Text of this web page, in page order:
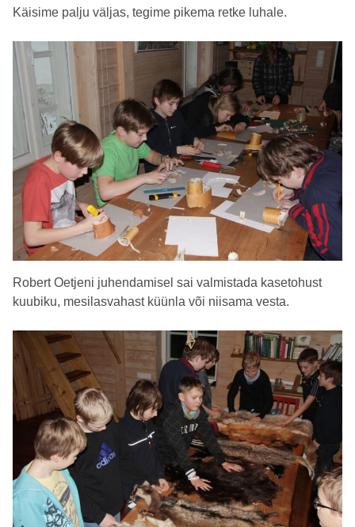
Käisime palju väljas, tegime pikema retke luhale.
Robert Oetjeni juhendamisel sai valmistada kasetohust
kuubiku, mesilasvahast küünla või niisama vesta.